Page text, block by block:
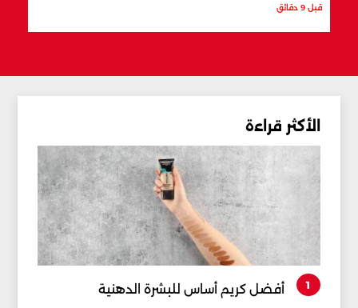
قبل 9 دقائق
الأكثر قراءة
1 أفضل كريم أساس للبشرة الدهنية